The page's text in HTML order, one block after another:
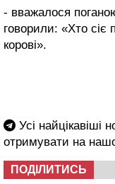
- вважалося
говорили: «Хто сіє
корові».
Усі найцікавіші
отримувати на
ПОДІЛИТИСЬ